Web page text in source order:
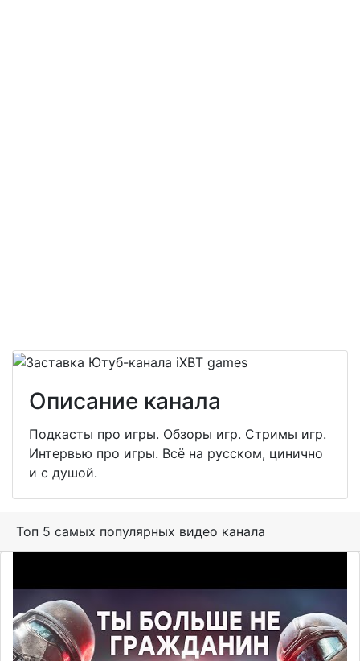
Описание канала
Подкасты про игры. Обзоры игр. Стримы игр.
Интервью про игры. Всё на русском, цинично
и с душой.
Топ 5 самых популярных видео канала